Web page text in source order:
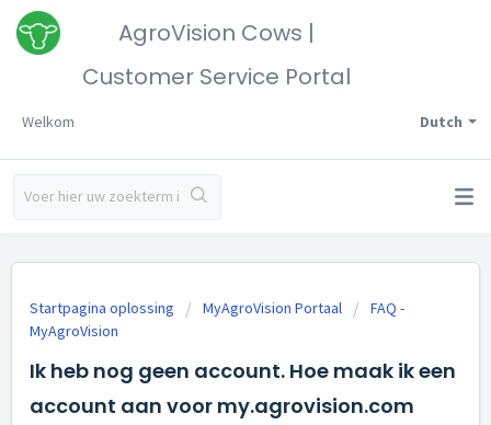
AgroVision Cows |
Customer Service Portal
Dutch
Welkom
Startpagina oplossing MyAgroVision Portaal
FAQ -
MyAgroVision
Ik heb nog geen account. Hoe maak ik een
account aan voor my.agrovision.com